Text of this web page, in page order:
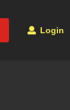
Login